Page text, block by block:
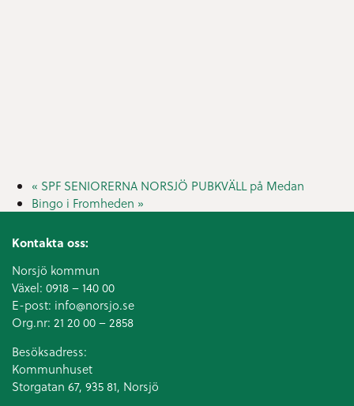
« SPF SENIORERNA NORSJÖ PUBKVÄLL på Medan
Bingo i Fromheden »
Kontakta oss:
Norsjö kommun
Växel: 0918 – 140 00
E-post: info@norsjo.se
Org.nr: 21 20 00 – 2858
Besöksadress:
Kommunhuset
Storgatan 67, 935 81, Norsjö